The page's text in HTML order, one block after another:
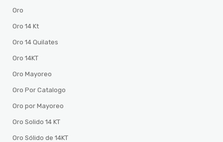
Oro
Oro 14 Kt
Oro 14 Quilates
Oro 14KT
Oro Mayoreo
Oro Por Catalogo
Oro por Mayoreo
Oro Solido 14 KT
Oro Sólido de 14KT